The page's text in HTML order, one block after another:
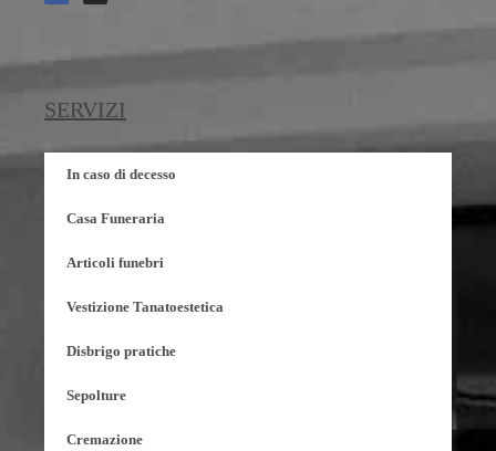
SERVIZI
In caso di decesso
Casa Funeraria
Articoli funebri
Vestizione Tanatoestetica
Disbrigo pratiche
Sepolture
Cremazione